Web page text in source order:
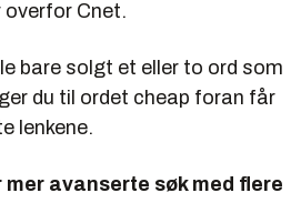
overfor Cnet.
bare solgt et eller to ord som
du til ordet cheap foran får
lenkene.
avanserte søk med flere